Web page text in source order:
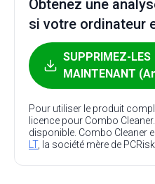
Obtenez une
si votre ordinateur
SUPPRIMEZ-LES
MAINTENANT
Pour utiliser le produit
licence pour Combo
disponible. Combo Cleaner
LT, la société mère de PCRisk.